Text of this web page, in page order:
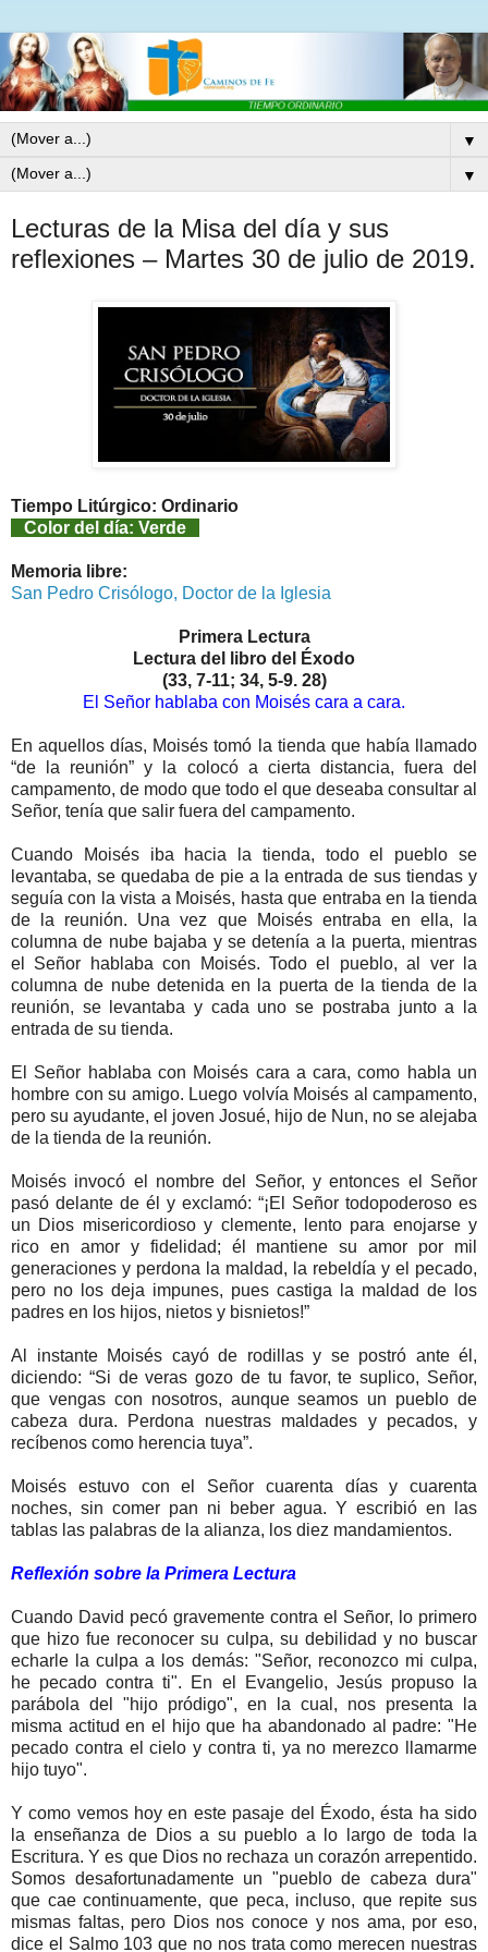
▼
▼
Lecturas de la Misa del día y sus
reflexiones – Martes 30 de julio de 2019.
Tiempo Litúrgico: Ordinario
Color del día: Verde
Memoria libre:
San Pedro Crisólogo, Doctor de la Iglesia
Primera Lectura
Lectura del libro del Éxodo
(33, 7-11; 34, 5-9. 28)
El Señor hablaba con Moisés cara a cara.
En aquellos días, Moisés tomó la tienda que había llamado
“de la reunión” y la colocó a cierta distancia, fuera del
campamento, de modo que todo el que deseaba consultar al
Señor, tenía que salir fuera del campamento.
Cuando Moisés iba hacia la tienda, todo el pueblo se
levantaba, se quedaba de pie a la entrada de sus tiendas y
seguía con la vista a Moisés, hasta que entraba en la tienda
de la reunión. Una vez que Moisés entraba en ella, la
columna de nube bajaba y se detenía a la puerta, mientras
el Señor hablaba con Moisés. Todo el pueblo, al ver la
columna de nube detenida en la puerta de la tienda de la
reunión, se levantaba y cada uno se postraba junto a la
entrada de su tienda.
El Señor hablaba con Moisés cara a cara, como habla un
hombre con su amigo. Luego volvía Moisés al campamento,
pero su ayudante, el joven Josué, hijo de Nun, no se alejaba
de la tienda de la reunión.
Moisés invocó el nombre del Señor, y entonces el Señor
pasó delante de él y exclamó: “¡El Señor todopoderoso es
un Dios misericordioso y clemente, lento para enojarse y
rico en amor y fidelidad; él mantiene su amor por mil
generaciones y perdona la maldad, la rebeldía y el pecado,
pero no los deja impunes, pues castiga la maldad de los
padres en los hijos, nietos y bisnietos!”
Al instante Moisés cayó de rodillas y se postró ante él,
diciendo: “Si de veras gozo de tu favor, te suplico, Señor,
que vengas con nosotros, aunque seamos un pueblo de
cabeza dura. Perdona nuestras maldades y pecados, y
recíbenos como herencia tuya”.
Moisés estuvo con el Señor cuarenta días y cuarenta
noches, sin comer pan ni beber agua. Y escribió en las
tablas las palabras de la alianza, los diez mandamientos.
Reflexión sobre la Primera Lectura
Cuando David pecó gravemente contra el Señor, lo primero
que hizo fue reconocer su culpa, su debilidad y no buscar
echarle la culpa a los demás: "Señor, reconozco mi culpa,
he pecado contra ti". En el Evangelio, Jesús propuso la
parábola del "hijo pródigo", en la cual, nos presenta la
misma actitud en el hijo que ha abandonado al padre: "He
pecado contra el cielo y contra ti, ya no merezco llamarme
hijo tuyo".
Y como vemos hoy en este pasaje del Éxodo, ésta ha sido
la enseñanza de Dios a su pueblo a lo largo de toda la
Escritura. Y es que Dios no rechaza un corazón arrepentido.
Somos desafortunadamente un "pueblo de cabeza dura"
que cae continuamente, que peca, incluso, que repite sus
mismas faltas, pero Dios nos conoce y nos ama, por eso,
dice el Salmo 103 que no nos trata como merecen nuestras